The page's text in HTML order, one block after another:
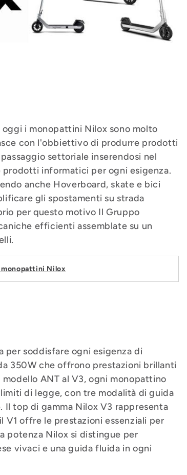
i monopattini Nilox sono molto
con l'obbiettivo di produrre prodotti
settoriale inserendosi nel
informatici per ogni esigenza.
anche Hoverboard, skate e bici
gli spostamenti su strada
per questo motivo Il Gruppo
efficienti assemblate su un
Nilox
soddisfare ogni esigenza di
350W che offrono prestazioni brillanti
ANT al V3, ogni monopattino
di legge, con tre modalità di guida
Il top di gamma Nilox V3 rappresenta
offre le prestazioni essenziali per
potenza Nilox si distingue per
vivaci e una guida fluida in ogni